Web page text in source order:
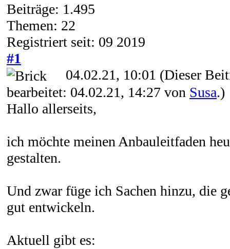
Beiträge: 1.495
Themen: 22
Registriert seit: 09 2019
#1
04.02.21, 10:01 (Dieser
bearbeitet: 04.02.21, 14:27 von Susa.)
Hallo allerseits,
ich möchte meinen Anbauleitfaden
gestalten.
Und zwar füge ich Sachen hinzu, die
gut entwickeln.
Aktuell gibt es: